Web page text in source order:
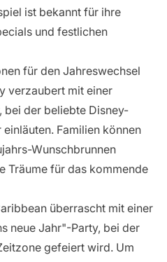
ist bekannt für ihre
und festlichen
für den Jahreswechsel
verzaubert mit einer
bei der beliebte Disney-
Familien können
Wunschbrunnen
Träume für das kommende
überrascht mit einer
neue Jahr"-Party, bei der
gefeiert wird. Um